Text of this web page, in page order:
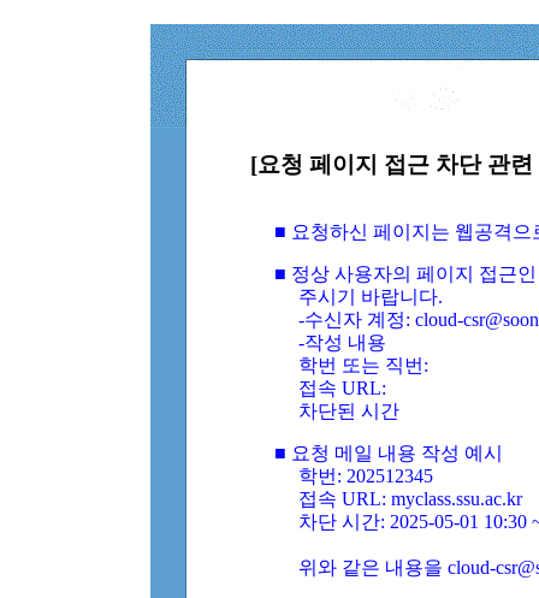
[요청 페이지 접근 차단 관
■ 요청하신 페이지는 웹공격
■ 정상 사용자의 페이지 접근
주시기 바랍니다.
-수신자 계정: cloud-
-작성 내용
학번 또는 직번:
접속 URL:
차단된 시간
■ 요청 메일 내용 작성 예시
학번: 202512345
접속 URL: myclass.ssu.ac.kr
차단 시간: 2025-05-01 10:30
위와 같은 내용을 cloud-